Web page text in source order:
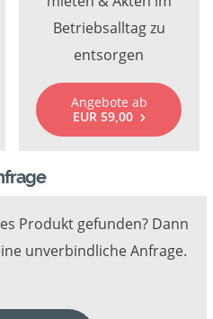
Betriebsalltag zu
entsorgen
Angebote ab
EUR 59,00
Produkt gefunden? Dann
unverbindliche Anfrage.